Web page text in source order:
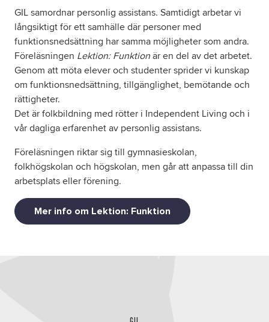
GIL samordnar personlig assistans. Samtidigt arbetar vi
långsiktigt för ett samhälle där personer med
funktionsnedsättning har samma möjligheter som andra.
Föreläsningen Lektion: Funktion är en del av det arbetet.
Genom att möta elever och studenter sprider vi kunskap
om funktionsnedsättning, tillgänglighet, bemötande och
rättigheter.
Det är folkbildning med rötter i Independent Living och i
vår dagliga erfarenhet av personlig assistans.
Föreläsningen riktar sig till gymnasieskolan,
folkhögskolan och högskolan, men går att anpassa till din
arbetsplats eller förening.
Mer info om Lektion: Funktion